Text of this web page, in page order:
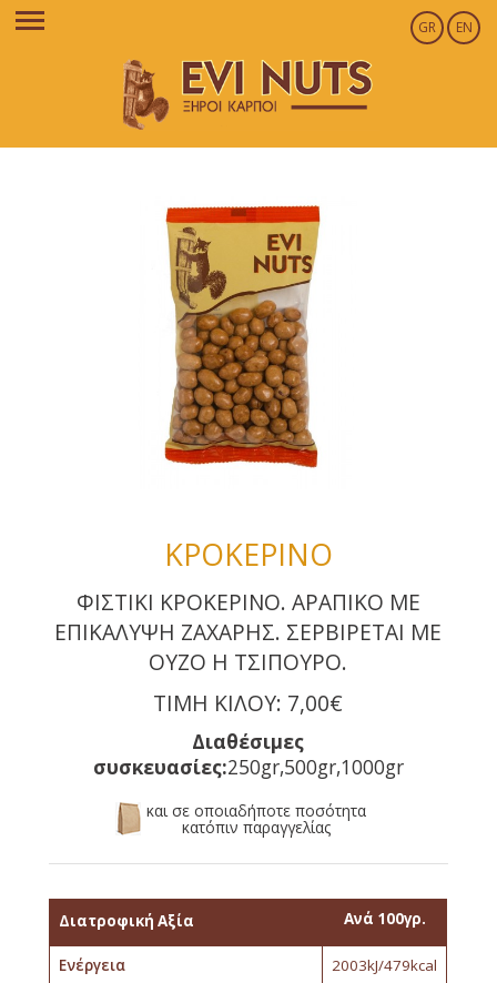
GR EN
ΚΡΟΚΕΡΙΝΟ
ΦΙΣΤΙΚΙ ΚΡΟΚΕΡΙΝΟ. ΑΡΑΠΙΚΟ ΜΕ
ΕΠΙΚΑΛΥΨΗ ΖΑΧΑΡΗΣ. ΣΕΡΒΙΡΕΤΑΙ ΜΕ
ΟΥΖΟ Η ΤΣΙΠΟΥΡΟ.
ΤΙΜΗ ΚΙΛΟΥ: 7,00€
Διαθέσιμες
συσκευασίες:250gr,500gr,1000gr
και σε οποιαδήποτε ποσότητα
κατόπιν παραγγελίας
Διατροφική Αξία Ανά 100γρ.
Ενέργεια
2003kJ/479kcal